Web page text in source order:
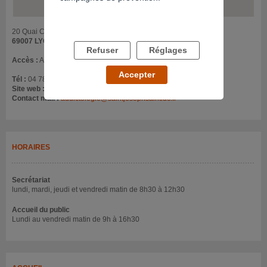
20 Quai Claude Bernard
69007 LYON
Accès : Accès étage moins un
Tél : 04 78 61 88 68
Site web :
Contact mail : addictologie@saintjosephsaintluc.fr
HORAIRES
Secrétariat
lundi, mardi, jeudi et vendredi matin de 8h30 à 12h30
Accueil du public
Lundi au vendredi matin de 9h à 16h30
Refuser Réglages
Accepter